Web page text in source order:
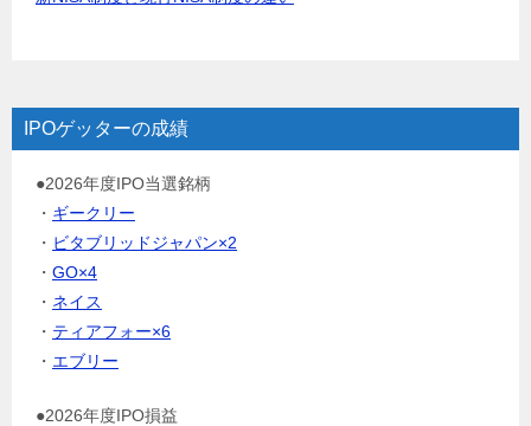
IPOゲッターの成績
●2026年度IPO当選銘柄
・ ギークリー
・ ビタブリッドジャパン×2
・ GO×4
・ ネイス
・ ティアフォー×6
・ エブリー
●2026年度IPO損益